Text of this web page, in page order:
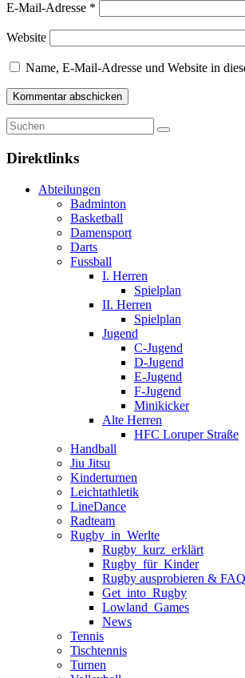
E-Mail-Adresse *
Website
Name, E-Mail-Adresse und Website in
Direktlinks
Abteilungen
Badminton
Basketball
Damensport
Darts
Fussball
I. Herren
Spielplan
II. Herren
Spielplan
Jugend
C-Jugend
D-Jugend
E-Jugend
F-Jugend
Minikicker
Alte Herren
HFC Loruper Straße
Handball
Jiu Jitsu
Kinderturnen
Leichtathletik
LineDance
Radteam
Rugby_in_Werlte
Rugby_kurz_erklärt
Rugby_für_Kinder
Rugby ausprobieren & FAQ
Get_into_Rugby
Lowland_Games
News
Tennis
Tischtennis
Turnen